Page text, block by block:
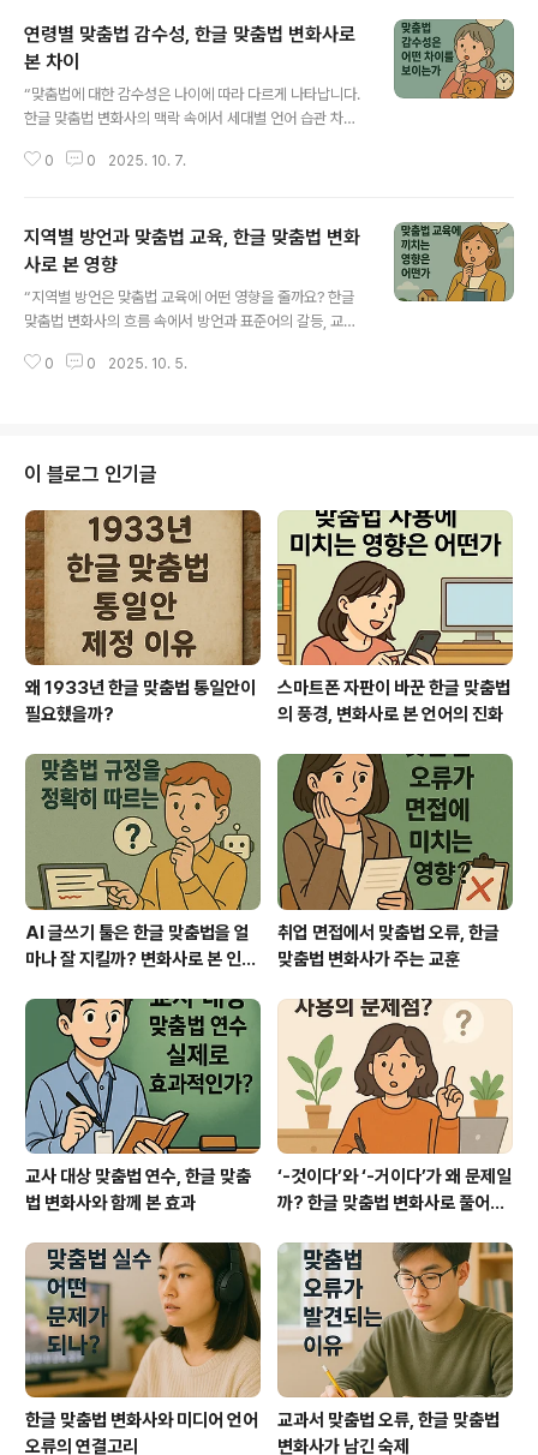
연령별 맞춤법 감수성, 한글 맞춤법 변화사로
본 차이
“맞춤법에 대한 감수성은 나이에 따라 다르게 나타납니다.
한글 맞춤법 변화사의 맥락 속에서 세대별 언어 습관 차이
맞춤법에 대한 감수성은 연령대에 따라 차이를 보입니다.
표준 규범을 철저히 익혔기에 맞춤법 오류를 더 민감하게
인식합니다. 한글 맞춤법 변화사의 맥락에서 보면 이는 단
순한 언어 사용 습관이 아니라 사회적 경험과 언어 교육 환
경 차이에서 비롯됩니다. 본문에서는 연령별 맞춤법 감수
성의 차이, 실제 사례, 사회적 의미, 그리고 교육적 시사점
을 네 개의 문단으로 나누어 구체적으로 다루겠습니다. [목
0 0 2025. 10. 7.
지역별 방언과 맞춤법 교육, 한글 맞춤법 변화
사로 본 영향
“지역별 방언은 맞춤법 교육에 어떤 영향을 줄까요? 한글
맞춤법 변화사의 흐름 속에서 방언과 표준어의 갈등, 교육
석합니다.” 지역별 방언은 한국인의 언어 생활에서 중요한
원인이 되기도 합니다. 한글 맞춤법 변화사의 관점에서 보
면, 표준어 규범은 사회적 합의에 따라 설정된 것이며, 방언
은 그 다양성을 보여주는 요소입니다. 본문에서는 방언이
맞춤법 교육에 끼치는 영향, 대표적인 사례, 사회적 시사점,
그리고 개선 전략을 네 개의 문단으로 나누어 심층적으로
다루겠습니다. [목차]한글 ..
0 0 2025. 10. 5.
이 블로그 인기글
왜 1933년 한글 맞춤법 통일안이
필요했을까?
스마트폰 자판이 바꾼 한글 맞춤법
의 풍경, 변화사로 본 언어의 진화
AI 글쓰기 툴은 한글 맞춤법을 얼
마나 잘 지킬까? 변화사로 본 인공
취업 면접에서 맞춤법 오류, 한글
맞춤법 변화사가 주는 교훈
교사 대상 맞춤법 연수, 한글 맞춤
법 변화사와 함께 본 효과
‘-것이다’와 ‘-거이다’가 왜 문제일
까? 한글 맞춤법 변화사로 풀어보
한글 맞춤법 변화사와 미디어 언어
오류의 연결고리
교과서 맞춤법 오류, 한글 맞춤법
변화사가 남긴 숙제